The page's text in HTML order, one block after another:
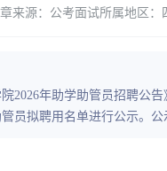
来源：公考面试所属地区：
2026年助学助管员招聘公
员拟聘用名单进行公示。